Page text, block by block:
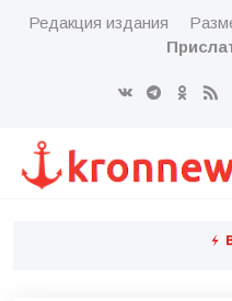
Редакция издания